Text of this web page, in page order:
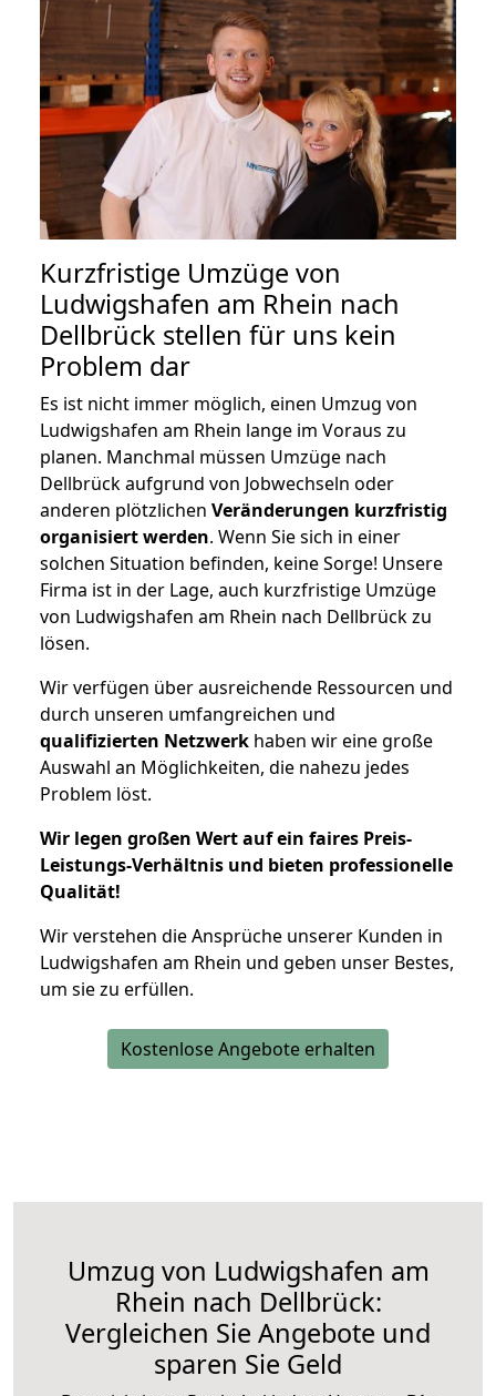
Kurzfristige Umzüge von
Ludwigshafen am Rhein nach
Dellbrück stellen für uns kein
Problem dar
Es ist nicht immer möglich, einen Umzug von
Ludwigshafen am Rhein lange im Voraus zu
planen. Manchmal müssen Umzüge nach
Dellbrück aufgrund von Jobwechseln oder
anderen plötzlichen Veränderungen kurzfristig
organisiert werden. Wenn Sie sich in einer
solchen Situation befinden, keine Sorge! Unsere
Firma ist in der Lage, auch kurzfristige Umzüge
von Ludwigshafen am Rhein nach Dellbrück zu
lösen.
Wir verfügen über ausreichende Ressourcen und
durch unseren umfangreichen und
qualifizierten Netzwerk haben wir eine große
Auswahl an Möglichkeiten, die nahezu jedes
Problem löst.
Wir legen großen Wert auf ein faires Preis-
Leistungs-Verhältnis und bieten professionelle
Qualität!
Wir verstehen die Ansprüche unserer Kunden in
Ludwigshafen am Rhein und geben unser Bestes,
um sie zu erfüllen.
Kostenlose Angebote erhalten
Umzug von Ludwigshafen am
Rhein nach Dellbrück:
Vergleichen Sie Angebote und
sparen Sie Geld